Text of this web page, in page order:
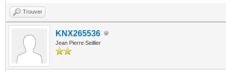
Trouver
KNX265536
Jean Pierre Seillier